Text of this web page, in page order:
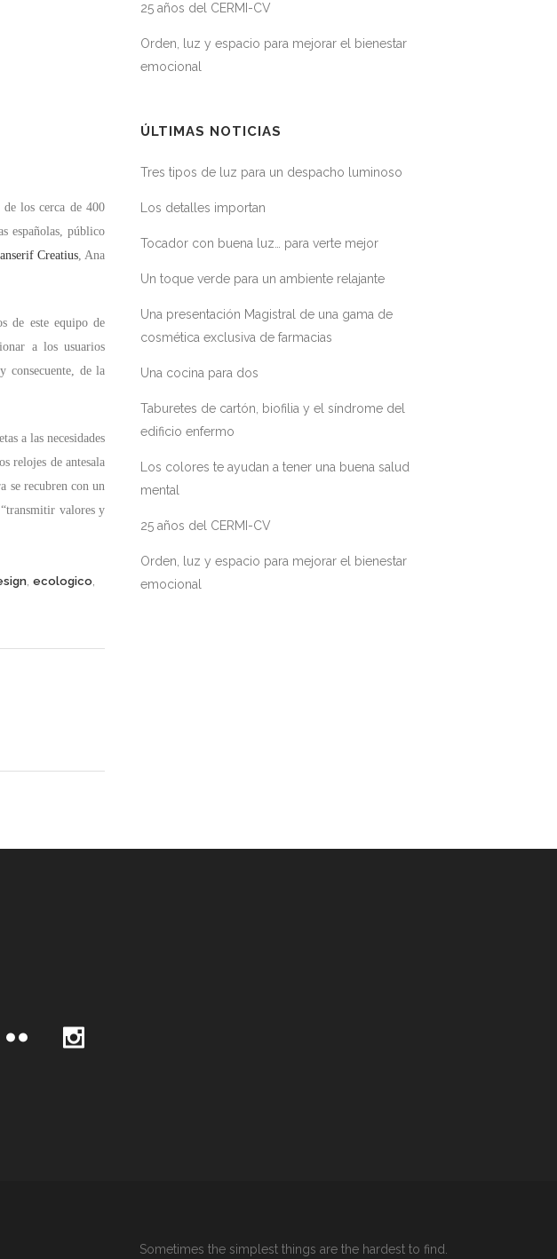
los cerca de 400
españolas, público
Creatius, Ana
de este equipo de
a los usuarios
consecuente, de la
a las necesidades
relojes de antesala
se recubren con un
“transmitir valores y
, ecologico,
25 años del CERMI-CV
Orden, luz y espacio para mejorar el bienestar
emocional
ÚLTIMAS NOTICIAS
Tres tipos de luz para un despacho luminoso
Los detalles importan
Tocador con buena luz… para verte mejor
Un toque verde para un ambiente relajante
Una presentación Magistral de una gama de
cosmética exclusiva de farmacias
Una cocina para dos
Taburetes de cartón, biofilia y el síndrome del
edificio enfermo
Los colores te ayudan a tener una buena salud
mental
25 años del CERMI-CV
Orden, luz y espacio para mejorar el bienestar
emocional
Sometimes the simplest things are the hardest to find.